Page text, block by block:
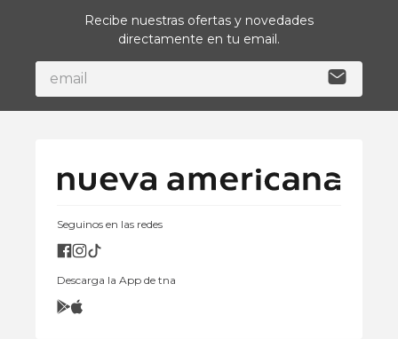
Recibe nuestras ofertas y novedades
directamente en tu email.
Seguinos en las redes
Descarga la App de tna